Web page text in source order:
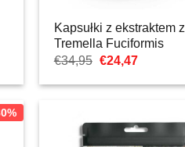
Kapsułki z ekstraktem z
Tremella Fuciformis
€34,95 Pierwotna
wynosiła:
€24,47Aktualna
€24,47.